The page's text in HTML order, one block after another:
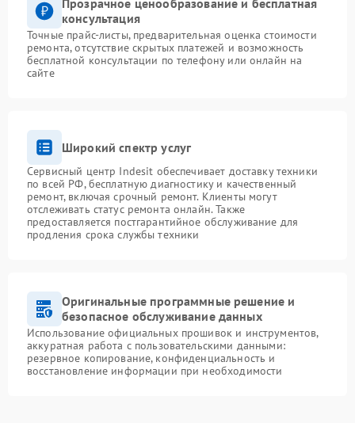
Прозрачное ценообразование и бесплатная
консультация
Точные прайс-листы, предварительная оценка стоимости
ремонта, отсутствие скрытых платежей и возможность
бесплатной консультации по телефону или онлайн на
сайте
Широкий спектр услуг
Сервисный центр Indesit обеспечивает доставку техники
по всей РФ, бесплатную диагностику и качественный
ремонт, включая срочный ремонт. Клиенты могут
отслеживать статус ремонта онлайн. Также
предоставляется постгарантийное обслуживание для
продления срока службы техники
Оригинальные программные решение и
безопасное обслуживание данных
Использование официальных прошивок и инструментов,
аккуратная работа с пользовательскими данными:
резервное копирование, конфиденциальность и
восстановление информации при необходимости